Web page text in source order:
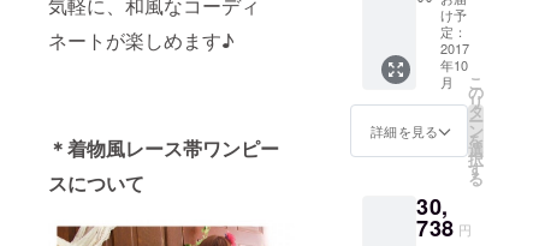
ネートが楽しめます♪
＊着物風レース帯ワンピー
スについて
け予
定：
2017
年10
月
詳細を見る
こ
の
リ
タ
ー
ン
を
選
択
す
る
30,
738 円